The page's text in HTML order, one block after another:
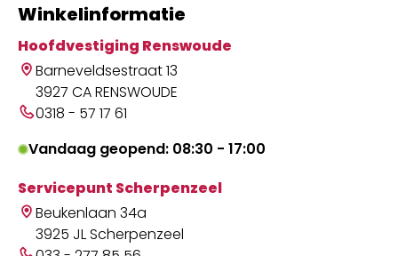
Winkelinformatie
Hoofdvestiging Renswoude
Barneveldsestraat 13
3927 CA RENSWOUDE
0318 - 57 17 61
Vandaag geopend: 08:30 - 17:00
Servicepunt Scherpenzeel
Beukenlaan 34a
3925 JL Scherpenzeel